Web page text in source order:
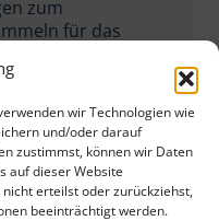
wir Technologien wie
und/oder darauf
zustimmst, können wir Daten
auf dieser Website
erteilst oder zurückziehst,
beeinträchtigt werden.
zum
für das